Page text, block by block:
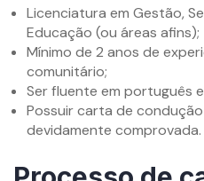
Licenciatura em Gestão,
Educação (ou áreas afins);
Mínimo de 2 anos de
comunitário;
Ser fluente em português
Possuir carta de
devidamente comprovada.